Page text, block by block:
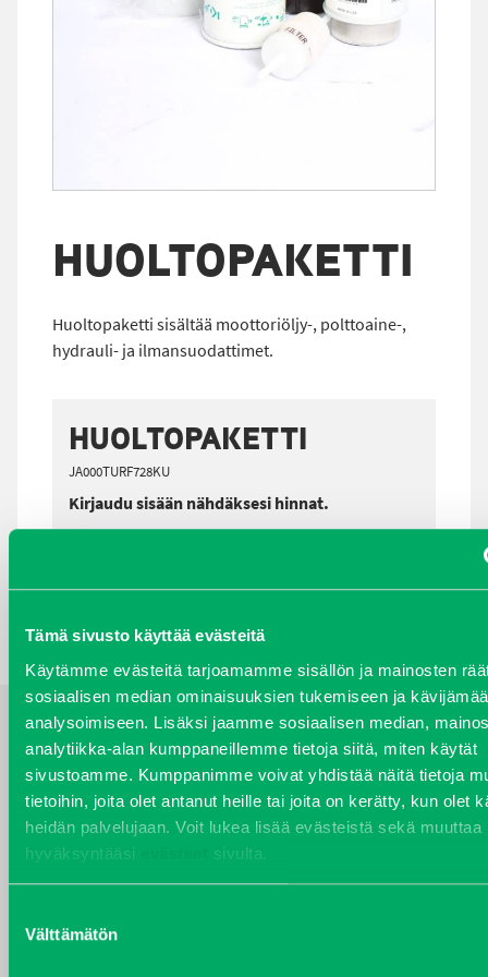
Tämä sivusto käyttää evästeitä
Käytämme evästeitä tarjoamamme sisällön ja mainosten
sosiaalisen median ominaisuuksien tukemiseen ja
analysoimiseen. Lisäksi jaamme sosiaalisen median,
analytiikka-alan kumppaneillemme tietoja siitä, miten käytät
sivustoamme. Kumppanimme voivat yhdistää näitä tietoja
tietoihin, joita olet antanut heille tai joita on kerätty, kun olet
heidän palvelujaan. Voit lukea lisää evästeistä sekä muuttaa
hyväksyntääsi
sivulta.
valinta
Välttämätön
HUOLTOPAKETTI
Huoltopaketti sisältää moottoriöljy-, polttoaine-,
hydrauli- ja ilmansuodattimet.
HUOLTOPAKETTI
JA000TURF728KU
Kirjaudu sisään nähdäksesi hinnat.
TAKAISIN HAKUEHTOIHIN
YHTEYSTIEDOT